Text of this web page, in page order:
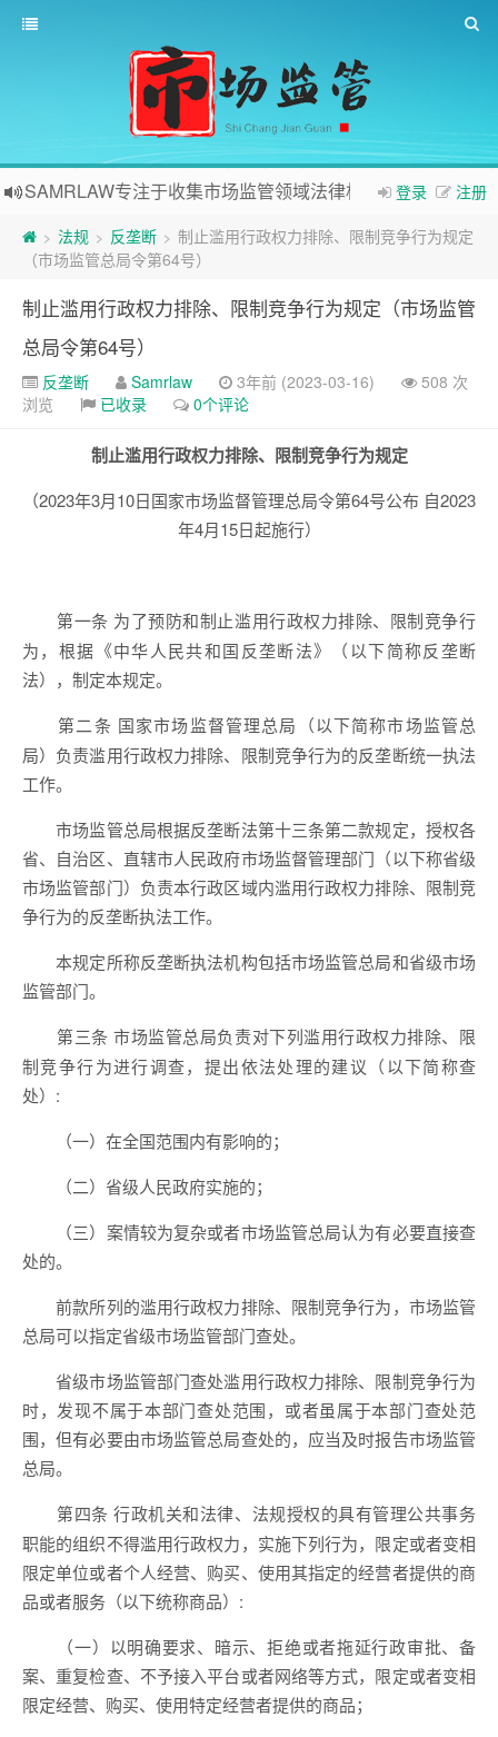
登录 注册
SAMRLAW专注于收集市场监管领域法律相关内容
> 法规 > 反垄断 > 制止滥用行政权力排除、限制竞争行为规定
（市场监管总局令第64号）
制止滥用行政权力排除、限制竞争行为规定（市场监管
总局令第64号）
反垄断 Samrlaw 3年前 (2023-03-16)
508 次
浏览
已收录 0个评论
制止滥用行政权力排除、限制竞争行为规定
（2023年3月10日国家市场监督管理总局令第64号公布 自2023
年4月15日起施行）
第一条 为了预防和制止滥用行政权力排除、限制竞争行
为，根据《中华人民共和国反垄断法》（以下简称反垄断
法），制定本规定。
第二条 国家市场监督管理总局（以下简称市场监管总
局）负责滥用行政权力排除、限制竞争行为的反垄断统一执法
工作。
市场监管总局根据反垄断法第十三条第二款规定，授权各
省、自治区、直辖市人民政府市场监督管理部门（以下称省级
市场监管部门）负责本行政区域内滥用行政权力排除、限制竞
争行为的反垄断执法工作。
本规定所称反垄断执法机构包括市场监管总局和省级市场
监管部门。
第三条市场监管总局负责对下列滥用行政权力排除、限
制竞争行为进行调查，提出依法处理的建议（以下简称查
处）:
（一）在全国范围内有影响的；
（二）省级人民政府实施的；
（三）案情较为复杂或者市场监管总局认为有必要直接查
处的。
前款所列的滥用行政权力排除、限制竞争行为，市场监管
总局可以指定省级市场监管部门查处。
省级市场监管部门查处滥用行政权力排除、限制竞争行为
时，发现不属于本部门查处范围，或者虽属于本部门查处范
围，但有必要由市场监管总局查处的，应当及时报告市场监管
总局。
第四条行政机关和法律、法规授权的具有管理公共事务
职能的组织不得滥用行政权力，实施下列行为，限定或者变相
限定单位或者个人经营、购买、使用其指定的经营者提供的商
品或者服务（以下统称商品）:
（一）以明确要求、暗示、拒绝或者拖延行政审批、备
案、重复检查、不予接入平台或者网络等方式，限定或者变相
限定经营、购买、使用特定经营者提供的商品；